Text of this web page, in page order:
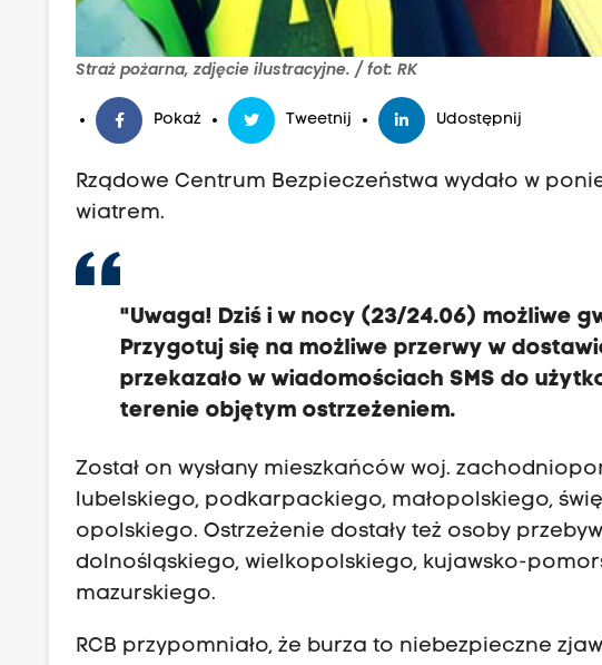
Straż pożarna, zdjęcie ilustracyjne. / fot: RK
Pokaż Tweetnij Udostępnij
Rządowe Centrum Bezpieczeństwa wydało w
wiatrem.
"Uwaga! Dziś i w nocy (23/24.06) możliwe
Przygotuj się na możliwe przerwy w
przekazało w wiadomościach SMS do
terenie objętym ostrzeżeniem.
Został on wysłany mieszkańców woj.
lubelskiego, podkarpackiego, małopolskiego,
opolskiego. Ostrzeżenie dostały też osoby
dolnośląskiego, wielkopolskiego, kujawsko-
mazurskiego.
RCB przypomniało, że burza to niebezpieczne